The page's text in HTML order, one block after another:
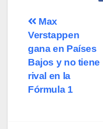
Max
Verstappen
gana en Países
Bajos y no tiene
rival en la
Fórmula 1